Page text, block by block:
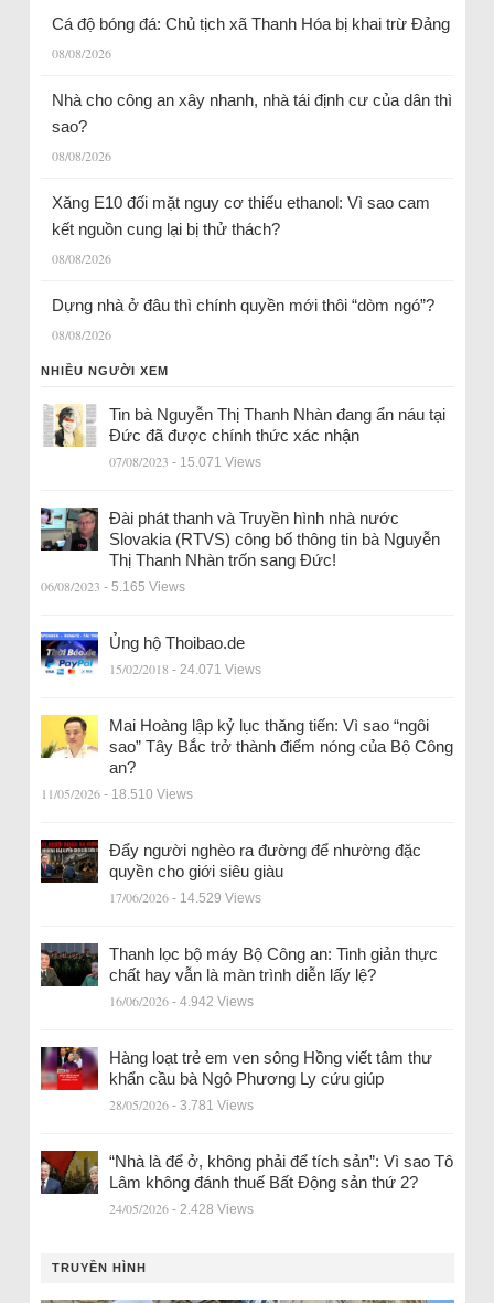
Cá độ bóng đá: Chủ tịch xã Thanh Hóa bị khai trừ Đảng
08/08/2026
Nhà cho công an xây nhanh, nhà tái định cư của dân thì
sao?
08/08/2026
Xăng E10 đối mặt nguy cơ thiếu ethanol: Vì sao cam
kết nguồn cung lại bị thử thách?
08/08/2026
Dựng nhà ở đâu thì chính quyền mới thôi “dòm ngó”?
08/08/2026
NHIỀU NGƯỜI XEM
Tin bà Nguyễn Thị Thanh Nhàn đang ẩn náu tại
Đức đã được chính thức xác nhận
07/08/2023 - 15.071 Views
Đài phát thanh và Truyền hình nhà nước
Slovakia (RTVS) công bố thông tin bà Nguyễn
Thị Thanh Nhàn trốn sang Đức!
06/08/2023 - 5.165 Views
Ủng hộ Thoibao.de
15/02/2018 - 24.071 Views
Mai Hoàng lập kỷ lục thăng tiến: Vì sao “ngôi
sao” Tây Bắc trở thành điểm nóng của Bộ Công
an?
11/05/2026 - 18.510 Views
Đẩy người nghèo ra đường để nhường đặc
quyền cho giới siêu giàu
17/06/2026 - 14.529 Views
Thanh lọc bộ máy Bộ Công an: Tinh giản thực
chất hay vẫn là màn trình diễn lấy lệ?
16/06/2026 - 4.942 Views
Hàng loạt trẻ em ven sông Hồng viết tâm thư
khẩn cầu bà Ngô Phương Ly cứu giúp
28/05/2026 - 3.781 Views
“Nhà là để ở, không phải để tích sản”: Vì sao Tô
Lâm không đánh thuế Bất Động sản thứ 2?
24/05/2026 - 2.428 Views
TRUYỀN HÌNH